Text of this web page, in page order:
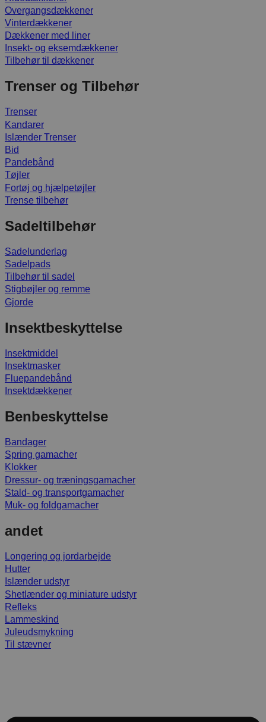
Overgangsdækkener
Vinterdækkener
Dækkener med liner
Insekt- og eksemdækkener
Tilbehør til dækkener
Trenser og Tilbehør
Trenser
Kandarer
Islænder Trenser
Bid
Pandebånd
Tøjler
Fortøj og hjælpetøjler
Trense tilbehør
Sadeltilbehør
Sadelunderlag
Sadelpads
Tilbehør til sadel
Stigbøjler og remme
Gjorde
Insektbeskyttelse
Insektmiddel
Insektmasker
Fluepandebånd
Insektdækkener
Benbeskyttelse
Bandager
Spring gamacher
Klokker
Dressur- og træningsgamacher
Stald- og transportgamacher
Muk- og foldgamacher
andet
Longering og jordarbejde
Hutter
Islænder udstyr
Shetlænder og miniature udstyr
Refleks
Lammeskind
Juleudsmykning
Til stævner